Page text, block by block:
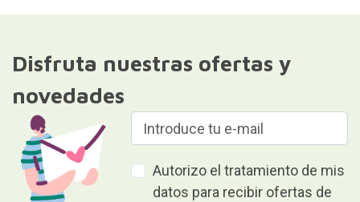
Disfruta nuestras ofertas y
novedades
Autorizo el tratamiento de mis
datos para recibir ofertas de